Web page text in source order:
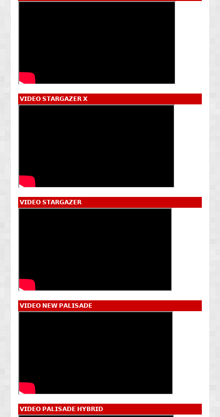
𝗩𝗜𝗗𝗘𝗢 𝗦𝗧𝗔𝗥𝗚𝗔𝗭𝗘𝗥 𝗫
𝗩𝗜𝗗𝗘𝗢 𝗦𝗧𝗔𝗥𝗚𝗔𝗭𝗘𝗥
𝗩𝗜𝗗𝗘𝗢 𝗡𝗘𝗪 𝗣𝗔𝗟𝗜𝗦𝗔𝗗𝗘
𝗩𝗜𝗗𝗘𝗢 𝗣𝗔𝗟𝗜𝗦𝗔𝗗𝗘 𝗛𝗬𝗕𝗥𝗜𝗗